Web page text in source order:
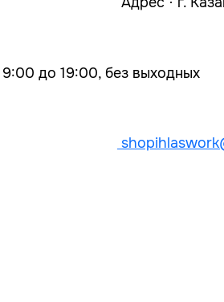
до 19:00, без выходных